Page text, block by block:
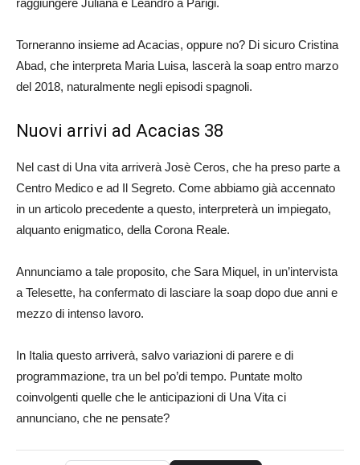
raggiungere Juliana e Leandro a Parigi.
Torneranno insieme ad Acacias, oppure no? Di sicuro Cristina
Abad, che interpreta Maria Luisa, lascerà la soap entro marzo
del 2018, naturalmente negli episodi spagnoli.
Nuovi arrivi ad Acacias 38
Nel cast di Una vita arriverà Josè Ceros, che ha preso parte a
Centro Medico e ad Il Segreto. Come abbiamo già accennato
in un articolo precedente a questo, interpreterà un impiegato,
alquanto enigmatico, della Corona Reale.
Annunciamo a tale proposito, che Sara Miquel, in un’intervista
a Telesette, ha confermato di lasciare la soap dopo due anni e
mezzo di intenso lavoro.
In Italia questo arriverà, salvo variazioni di parere e di
programmazione, tra un bel po’di tempo. Puntate molto
coinvolgenti quelle che le anticipazioni di Una Vita ci
annunciano, che ne pensate?